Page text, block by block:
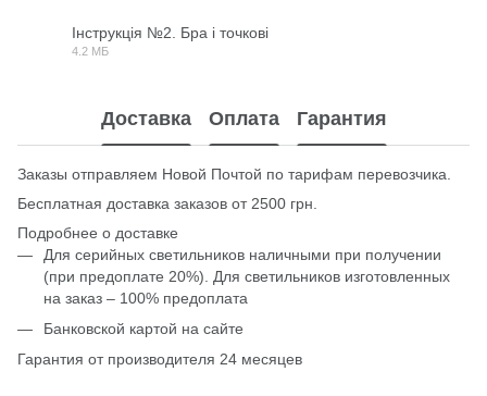
Інструкція №2. Бра і точкові
4.2 МБ
Доставка Оплата Гарантия
Заказы отправляем Новой Почтой по тарифам перевозчика.
Бесплатная доставка заказов от 2500 грн.
Подробнее о доставке
Для серийных светильников наличными при получении
(при предоплате 20%). Для светильников изготовленных
на заказ – 100% предоплата
Банковской картой на сайте
Гарантия от производителя 24 месяцев